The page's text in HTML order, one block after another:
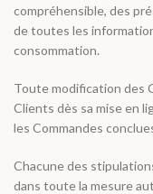
compréhensible, des
de toutes les
consommation.
Toute modification des
Clients dès sa mise en
les Commandes
Chacune des
dans toute la mesure